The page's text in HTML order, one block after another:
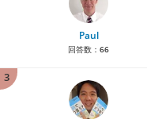
Paul
回答数： 66
3